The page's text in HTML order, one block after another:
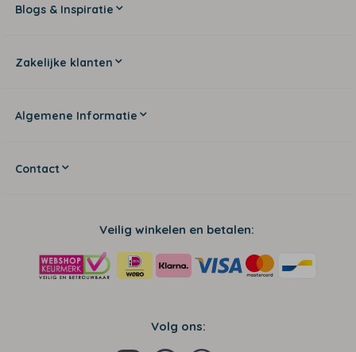
Blogs & Inspiratie
Zakelijke klanten
Algemene Informatie
Contact
Veilig winkelen en betalen:
Volg ons: